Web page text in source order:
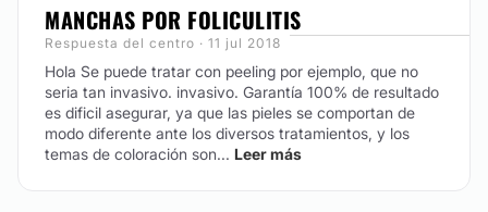
MANCHAS POR FOLICULITIS
Respuesta del centro · 11 jul 2018
Hola Se puede tratar con peeling por ejemplo, que no
seria tan invasivo. invasivo. Garantía 100% de resultado
es dificil asegurar, ya que las pieles se comportan de
modo diferente ante los diversos tratamientos, y los
temas de coloración son... Leer más